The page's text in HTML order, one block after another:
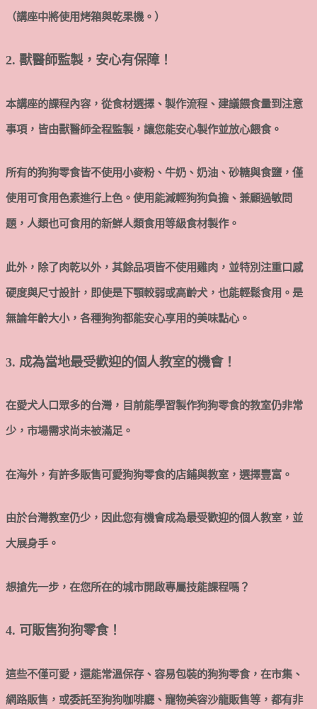
（講座中將使用烤箱與乾果機。）
2. 獸醫師監製，安心有保障！
本講座的課程內容，從食材選擇、製作流程、建議餵食量到注意
事項，皆由獸醫師全程監製，讓您能安心製作並放心餵食。
所有的狗狗零食皆不使用小麥粉、牛奶、奶油、砂糖與食鹽，僅
使用可食用色素進行上色。使用能減輕狗狗負擔、兼顧過敏問
題，人類也可食用的新鮮人類食用等級食材製作。
此外，除了肉乾以外，其餘品項皆不使用雞肉，並特別注重口感
硬度與尺寸設計，即使是下顎較弱或高齡犬，也能輕鬆食用。是
無論年齡大小，各種狗狗都能安心享用的美味點心。
3. 成為當地最受歡迎的個人教室的機會！
在愛犬人口眾多的台灣，目前能學習製作狗狗零食的教室仍非常
少，市場需求尚未被滿足。
在海外，有許多販售可愛狗狗零食的店鋪與教室，選擇豐富。
由於台灣教室仍少，因此您有機會成為最受歡迎的個人教室，並
大展身手。
想搶先一步，在您所在的城市開啟專屬技能課程嗎？
4. 可販售狗狗零食！
這些不僅可愛，還能常溫保存、容易包裝的狗狗零食，在市集、
網路販售，或委託至狗狗咖啡廳、寵物美容沙龍販售等，都有非